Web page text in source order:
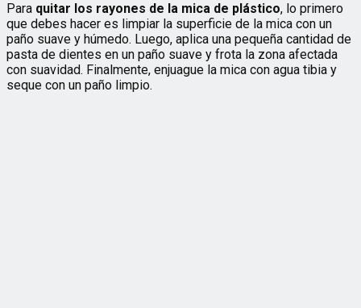
Para quitar los rayones de la mica de plástico, lo primero
que debes hacer es limpiar la superficie de la mica con un
paño suave y húmedo. Luego, aplica una pequeña cantidad de
pasta de dientes en un paño suave y frota la zona afectada
con suavidad. Finalmente, enjuague la mica con agua tibia y
seque con un paño limpio.